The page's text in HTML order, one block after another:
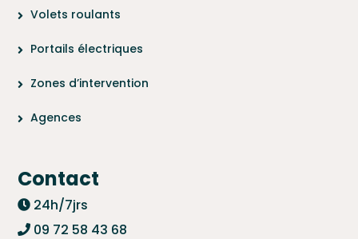
Volets roulants
Portails électriques
Zones d’intervention
Agences
Contact
24h/7jrs
09 72 58 43 68